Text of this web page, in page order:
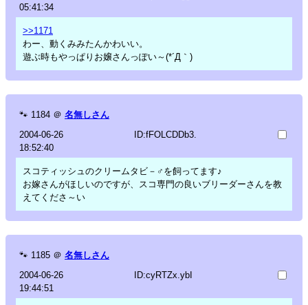
05:41:34
>>1171
わー、動くみみたんかわいい。
遊ぶ時もやっぱりお嬢さんっぽい～(*´Д｀)
🐾 1184 ＠ 名無しさん
2004-06-26
18:52:40
ID:fFOLCDDb3.
スコティッシュのクリームタビ－♂を飼ってます♪
お嫁さんがほしいのですが、スコ専門の良いブリーダーさんを教
えてくださ～い
🐾 1185 ＠ 名無しさん
2004-06-26
19:44:51
ID:cyRTZx.ybI